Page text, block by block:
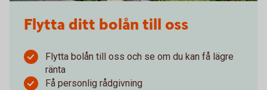
Flytta ditt bolån till oss
Flytta bolån till oss och se om du kan få lägre
ränta
Få personlig rådgivning